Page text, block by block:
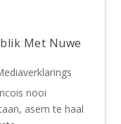
Met Nuwe
nooi
asem te haal